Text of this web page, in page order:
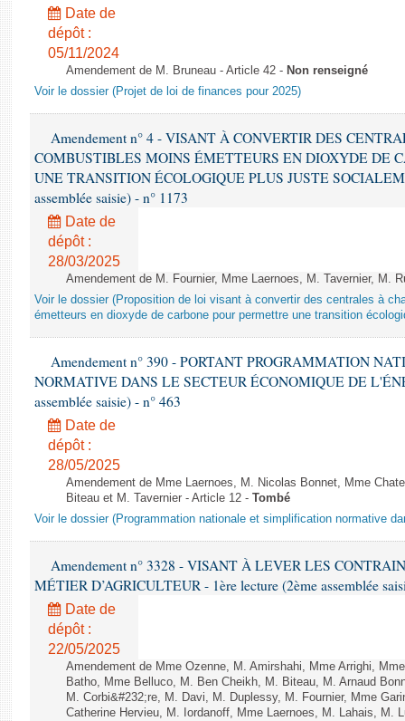
Date de
dépôt :
05/11/2024
Amendement de M. Bruneau - Article 42 - Non renseigné
Voir le dossier (Projet de loi de finances pour 2025)
Amendement n° 4 - VISANT À CONVERTIR DES
COMBUSTIBLES MOINS ÉMETTEURS EN DIOXYDE DE
UNE TRANSITION ÉCOLOGIQUE PLUS JUSTE
assemblée saisie) - n° 1173
Date de
dépôt :
28/03/2025
Amendement de M. Fournier, Mme Laernoes, M. Tavernier, M.
Voir le dossier (Proposition de loi visant à convertir des centrales à
émetteurs en dioxyde de carbone pour permettre une transition
Amendement n° 390 - PORTANT PROGRAMMATION
NORMATIVE DANS LE SECTEUR ÉCONOMIQUE DE
assemblée saisie) - n° 463
Date de
dépôt :
28/05/2025
Amendement de Mme Laernoes, M. Nicolas Bonnet, Mme
Biteau et M. Tavernier - Article 12 - Tombé
Voir le dossier (Programmation nationale et simplification normative
Amendement n° 3328 - VISANT À LEVER LES
MÉTIER D’AGRICULTEUR - 1ère lecture (2ème assemblée
Date de
dépôt :
22/05/2025
Amendement de Mme Ozenne, M. Amirshahi, Mme Arrighi,
Batho, Mme Belluco, M. Ben Cheikh, M. Biteau, M. Arnaud
M. Corbi&#232;re, M. Davi, M. Duplessy, M. Fournier, Mme
Catherine Hervieu, M. Iordanoff, Mme Laernoes, M. Lahais, M.